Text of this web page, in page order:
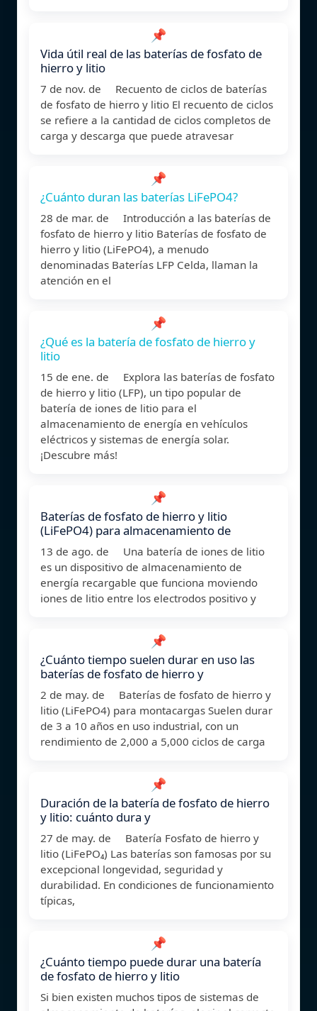
📌
Vida útil real de las baterías de fosfato de
hierro y litio
7 de nov. de Recuento de ciclos de baterías
de fosfato de hierro y litio El recuento de ciclos
se refiere a la cantidad de ciclos completos de
carga y descarga que puede atravesar
📌
¿Cuánto duran las baterías LiFePO4?
28 de mar. de Introducción a las baterías de
fosfato de hierro y litio Baterías de fosfato de
hierro y litio (LiFePO4), a menudo
denominadas Baterías LFP Celda, llaman la
atención en el
📌
¿Qué es la batería de fosfato de hierro y
litio
15 de ene. de Explora las baterías de fosfato
de hierro y litio (LFP), un tipo popular de
batería de iones de litio para el
almacenamiento de energía en vehículos
eléctricos y sistemas de energía solar.
¡Descubre más!
📌
Baterías de fosfato de hierro y litio
(LiFePO4) para almacenamiento de
13 de ago. de Una batería de iones de litio
es un dispositivo de almacenamiento de
energía recargable que funciona moviendo
iones de litio entre los electrodos positivo y
📌
¿Cuánto tiempo suelen durar en uso las
baterías de fosfato de hierro y
2 de may. de Baterías de fosfato de hierro y
litio (LiFePO4) para montacargas Suelen durar
de 3 a 10 años en uso industrial, con un
rendimiento de 2,000 a 5,000 ciclos de carga
📌
Duración de la batería de fosfato de hierro
y litio: cuánto dura y
27 de may. de Batería Fosfato de hierro y
litio (LiFePO₄) Las baterías son famosas por su
excepcional longevidad, seguridad y
durabilidad. En condiciones de funcionamiento
típicas,
📌
¿Cuánto tiempo puede durar una batería
de fosfato de hierro y litio
Si bien existen muchos tipos de sistemas de